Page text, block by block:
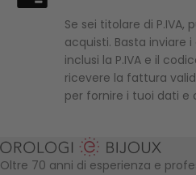
Se sei titolare di P.IVA,
acquisti. Basta inviare
inclusi la P.IVA e il
ricevere la fattura
per fornire i tuoi dati e
Oltre 70 anni di esperienza e